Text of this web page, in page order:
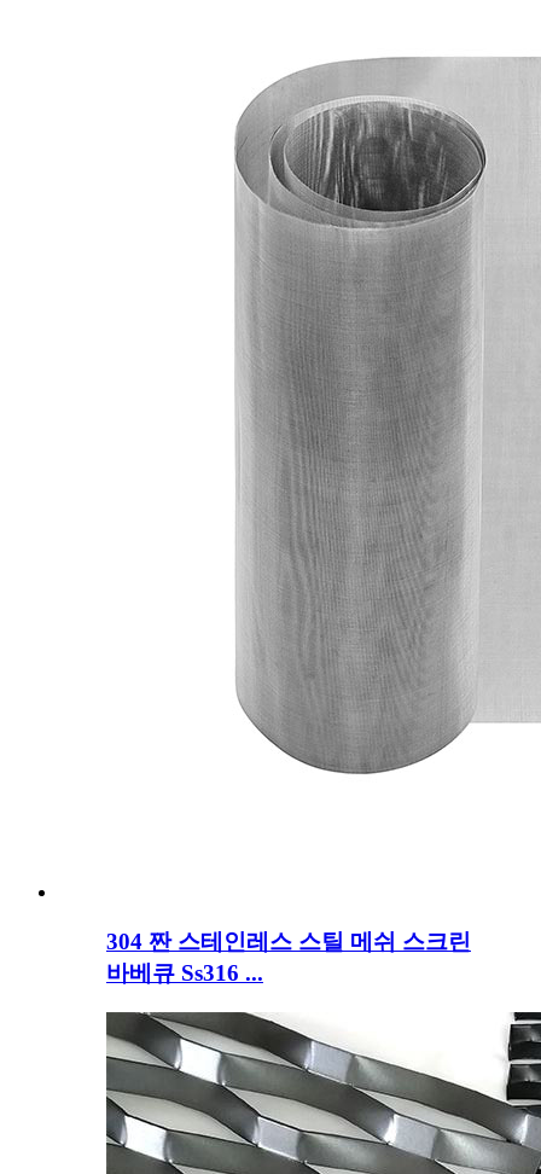
304 짠 스테인레스 스틸 메쉬 스크린
바베큐 Ss316 ...